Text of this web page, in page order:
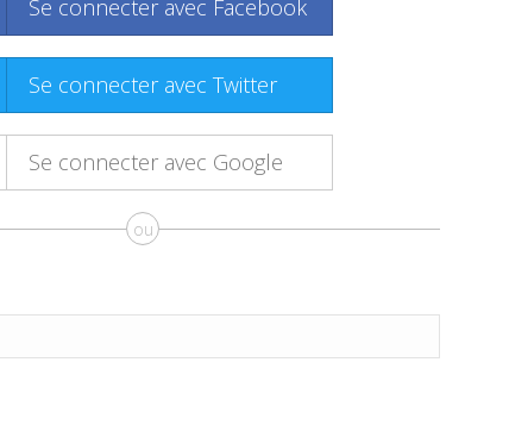
Se connecter avec Facebook
Se connecter avec Twitter
Se connecter avec Google
ou